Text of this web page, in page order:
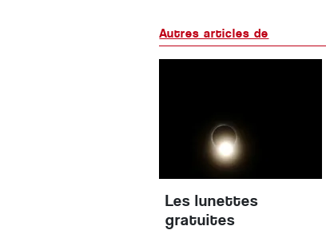
Autres articles de
Les lunettes
gratuites